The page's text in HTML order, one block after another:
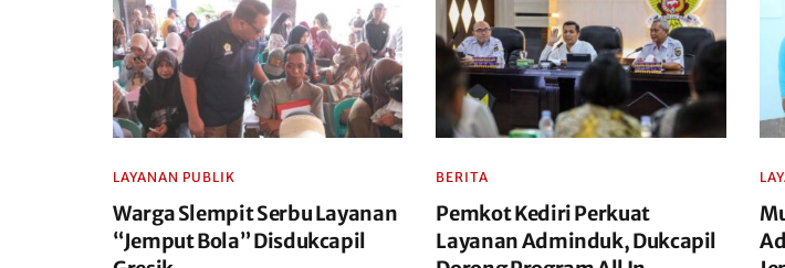
LAYANAN PUBLIK
Warga Slempit Serbu Layanan
“Jemput Bola” Disdukcapil
BERITA
Pemkot Kediri Perkuat
Layanan Adminduk, Dukcapil